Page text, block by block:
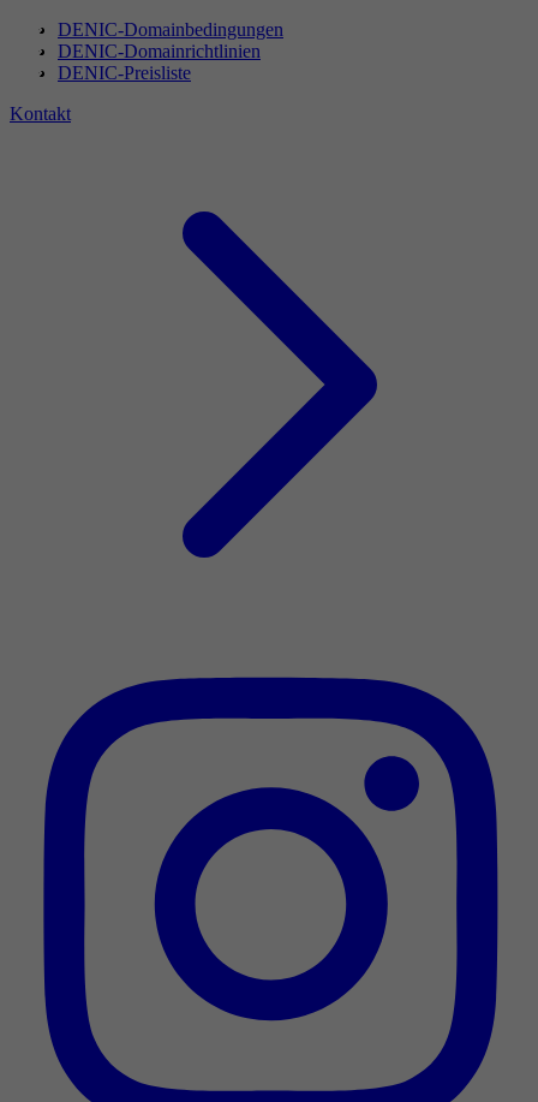
DENIC-Domainbedingungen
DENIC-Domainrichtlinien
DENIC-Preisliste
Kontakt